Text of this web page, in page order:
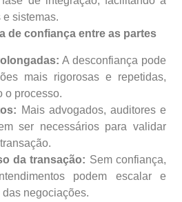
sistemas.
de confiança entre as partes
A desconfiança pode
mais rigorosas e repetidas,
o processo.
Mais advogados, auditores e
ser necessários para validar
da transação: Sem confiança,
podem escalar e
das negociações.